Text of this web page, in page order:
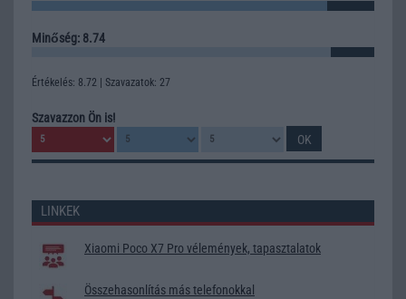
Minőség: 8.74
Értékelés: 8.72 | Szavazatok: 27
Szavazzon Ön is!
LINKEK
Xiaomi Poco X7 Pro vélemények, tapasztalatok
Összehasonlítás más telefonokkal